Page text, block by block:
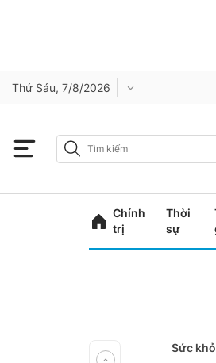
Thứ Sáu, 7/8/2026
Chính
trị
Thời
sự
Sức